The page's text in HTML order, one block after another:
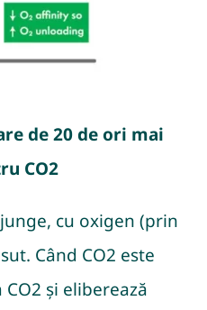
de 20 de ori mai
CO2
cu oxigen (prin
Când CO2 este
și eliberează